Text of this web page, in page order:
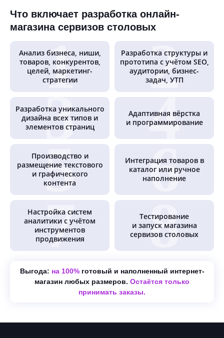
Что включает разработка онлайн-
магазина сервизов столовых
Анализ бизнеса, ниши,
товаров, конкурентов,
целей, маркетинг-
стратегии
Разработка структуры и
прототипа с учётом SEO,
аудитории, бизнес-
задач, УТП
Разработка уникального
дизайна всех типов и
элементов страниц
Адаптивная вёрстка
и программирование
Производство и
размещение текстового
и графического
контента
Интеграция товаров в
каталог или ручное
наполнение
Настройка систем
аналитики с учётом
инструментов
продвижения
Тестирование
и запуск магазина
сервизов столовых
Выгода: на 100%готовый и наполненный интернет-
магазин любых размеров. Остаётся только
принимать заказы.